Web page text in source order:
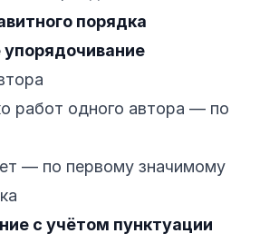
порядка
работ одного автора — по
— по первому значимому
с учётом пунктуации